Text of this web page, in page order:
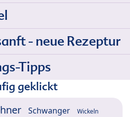
- neue Rezeptur
Tipps
geklickt
Schwanger Wickeln